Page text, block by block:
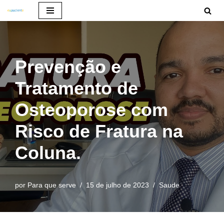
o
conteúdo
Prevenção e
Tratamento de
Osteoporose com
Risco de Fratura na
Coluna.
por Para que serve 15 de julho de 2023 Saude